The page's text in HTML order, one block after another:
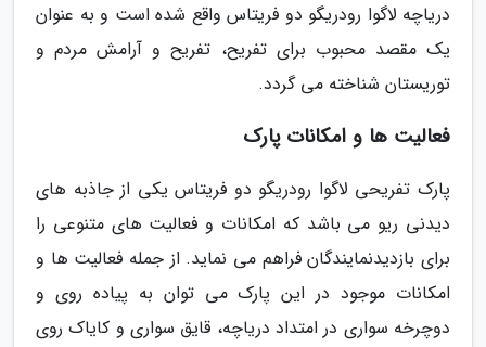
دریاچه لاگوا رودریگو دو فریتاس واقع شده است و به عنوان
یک مقصد محبوب برای تفریح، تفریح و آرامش مردم و
توریستان شناخته می گردد.
فعالیت ها و امکانات پارک
پارک تفریحی لاگوا رودریگو دو فریتاس یکی از جاذبه های
دیدنی ریو می باشد که امکانات و فعالیت های متنوعی را
برای بازدیدنمایندگان فراهم می نماید. از جمله فعالیت ها و
امکانات موجود در این پارک می توان به پیاده روی و
دوچرخه سواری در امتداد دریاچه، قایق سواری و کایاک روی